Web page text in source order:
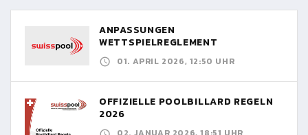
ANPASSUNGEN
WETTSPIELREGLEMENT
01. APRIL 2026, 12:50 UHR
OFFIZIELLE POOLBILLARD REGELN
2026